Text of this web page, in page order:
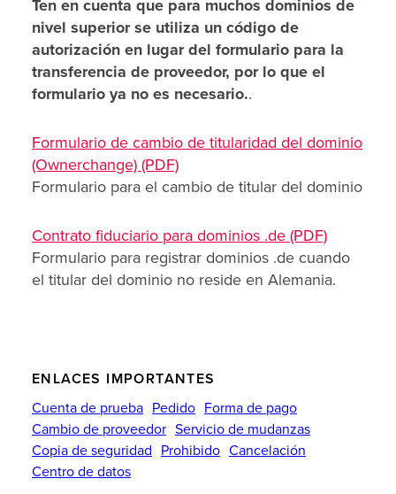
Ten en cuenta que para muchos dominios de
nivel superior se utiliza un código de
autorización en lugar del formulario para la
transferencia de proveedor, por lo que el
formulario ya no es necesario..
Formulario de cambio de titularidad del dominio
(Ownerchange) (PDF)
Formulario para el cambio de titular del dominio
Contrato fiduciario para dominios .de (PDF)
Formulario para registrar dominios .de cuando
el titular del dominio no reside en Alemania.
ENLACES IMPORTANTES
Cuenta de prueba Pedido Forma de pago
Cambio de proveedor Servicio de mudanzas
Copia de seguridad Prohibido Cancelación
Centro de datos